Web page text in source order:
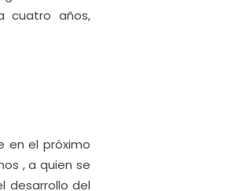
cuatro años,
en el próximo
, a quien se
desarrollo del